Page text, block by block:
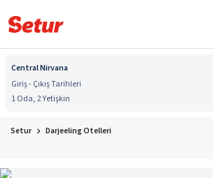
Central Nirvana
Giriş - Çıkış Tarihleri
1 Oda, 2 Yetişkin
Setur Darjeeling Otelleri